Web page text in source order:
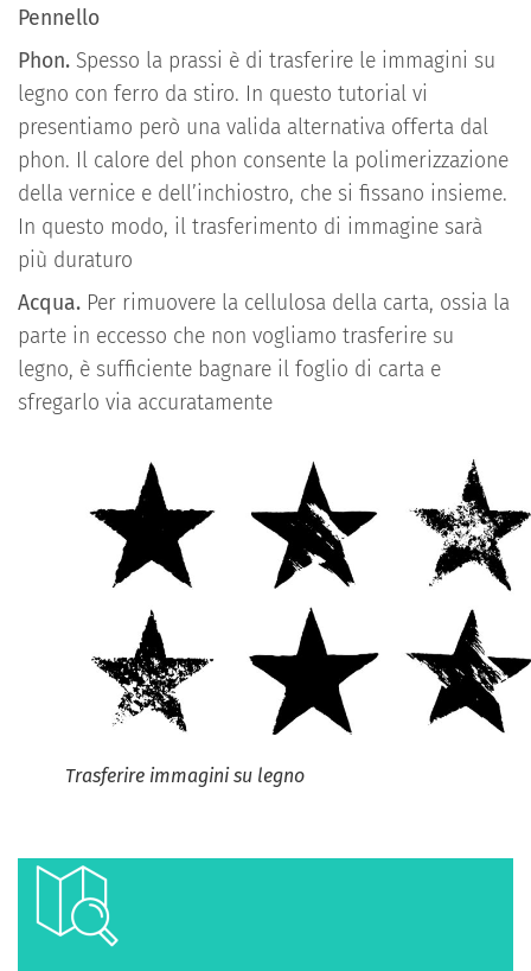
Pennello
Phon. Spesso la prassi è di trasferire le immagini su
legno con ferro da stiro. In questo tutorial vi
presentiamo però una valida alternativa offerta dal
phon. Il calore del phon consente la polimerizzazione
della vernice e dell’inchiostro, che si fissano insieme.
In questo modo, il trasferimento di immagine sarà
più duraturo
Acqua. Per rimuovere la cellulosa della carta, ossia la
parte in eccesso che non vogliamo trasferire su
legno, è sufficiente bagnare il foglio di carta e
sfregarlo via accuratamente
Trasferire immagini su legno